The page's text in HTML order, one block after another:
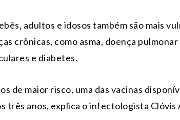
adultos e idosos também são mais
crônicas, como asma, doença
e diabetes.
de maior risco, uma das vacinas
três anos, explica o infectologista Clóvis